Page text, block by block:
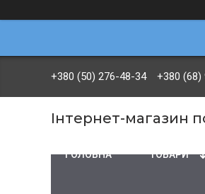
+380 (50) 276-48-34 +380 (68)
Інтернет-магазин
ГОЛОВНА ТОВАРИ